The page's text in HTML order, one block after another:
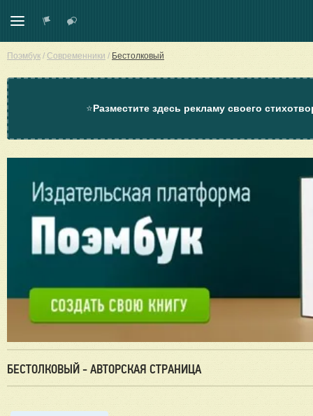
Поэмбук / Современники / Бестолковый
⭐Разместите здесь рекламу своего
БЕСТОЛКОВЫЙ - АВТОРСКАЯ СТРАНИЦА